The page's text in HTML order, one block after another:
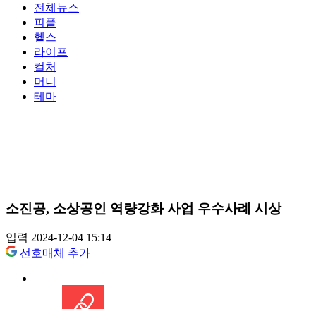
전체뉴스
피플
헬스
라이프
컬처
머니
테마
소진공, 소상공인 역량강화 사업 우수사례 시상
입력 2024-12-04 15:14
선호매체 추가